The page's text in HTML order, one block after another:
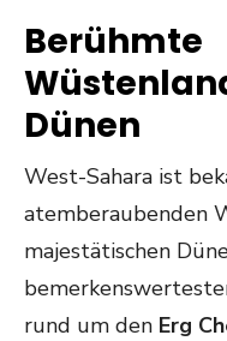
Berühmte
Dünen
West-Sahara ist
atemberaubenden
majestätischen
rund um den Erg